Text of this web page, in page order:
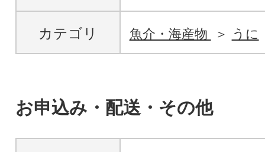
カテゴリ 魚介・海産物 うに
お申込み・配送・その他